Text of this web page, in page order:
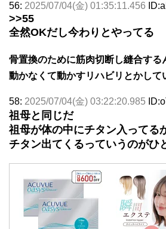
56: 2025/07/04(金) 01:35:11.456
>>55
全然OKだし今わりとやってる
骨置換のために筋肉切断し縫合する
動かなくて動かすリハビリとかして
58: 2025/07/04(金) 03:22:20.985
祖母と同じだ
祖母が体の中にチタン入ってる
チタン出てくるっていうのがひ